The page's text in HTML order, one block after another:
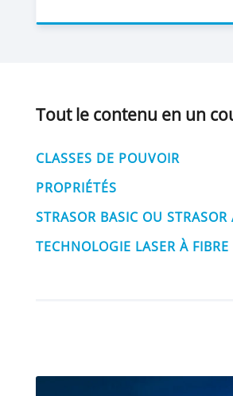
Tout le contenu en un
CLASSES DE POUVOIR
PROPRIÉTÉS
STRASOR BASIC OU
TECHNOLOGIE LASER À FIBRE